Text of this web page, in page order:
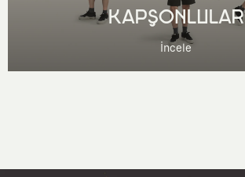
KAPŞONLULAR
İncele